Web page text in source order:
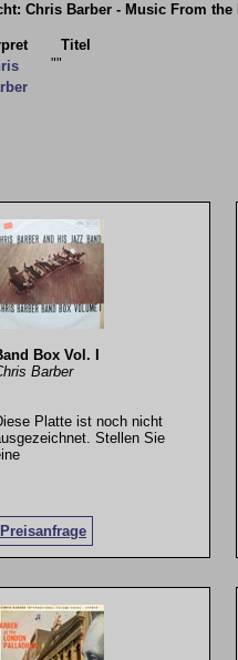
Chris Barber - Music From the
Titel
""
Box Vol. I
Barber
Platte ist noch nicht
Stellen Sie
Preisanfrage